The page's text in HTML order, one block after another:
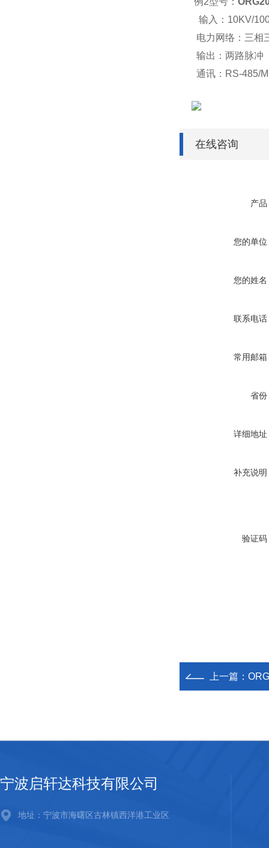
输入：10KV/
电力网络：三
输出：两路
通讯：RS-485/
在线咨询
产品
您的单位
您的姓名
联系电话
常用邮箱
省份
详细地址
补充说明
验证码
上一篇：
宁波启轩达科技有限公司
地址：宁波市海曙区古林镇西洋港工业区